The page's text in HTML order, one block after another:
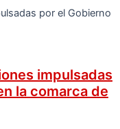
impulsadas
la comarca de